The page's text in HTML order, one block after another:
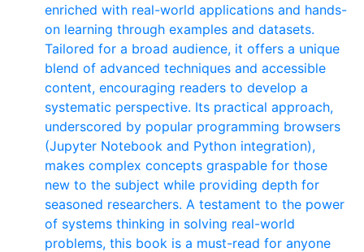
enriched with real-world applications and hands-
on learning through examples and datasets.
Tailored for a broad audience, it offers a unique
blend of advanced techniques and accessible
content, encouraging readers to develop a
systematic perspective. Its practical approach,
underscored by popular programming browsers
(Jupyter Notebook and Python integration),
makes complex concepts graspable for those
new to the subject while providing depth for
seasoned researchers. A testament to the power
of systems thinking in solving real-world
problems, this book is a must-read for anyone